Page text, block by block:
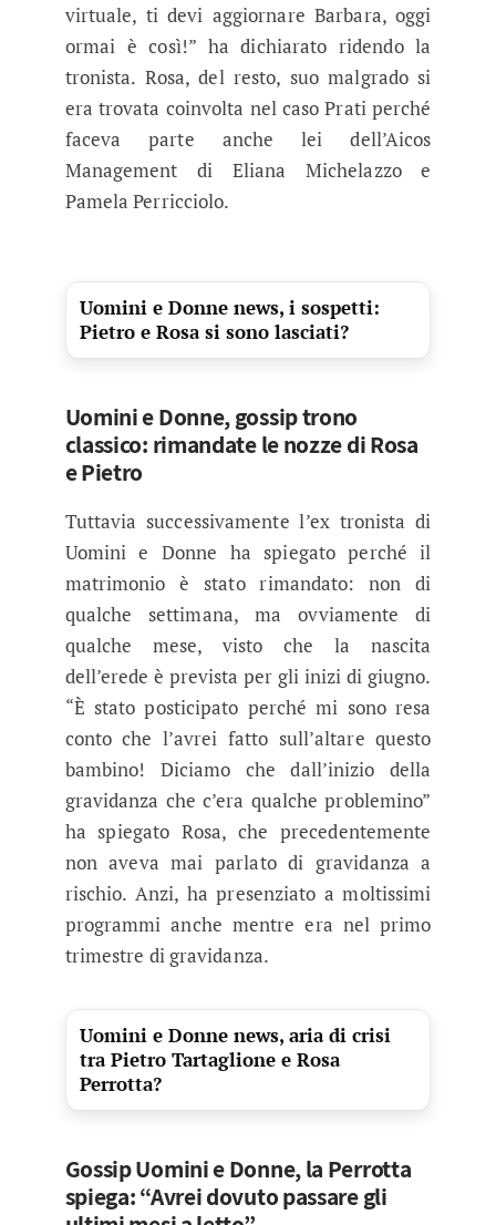
virtuale, ti devi aggiornare Barbara, oggi
ormai è così!” ha dichiarato ridendo la
tronista. Rosa, del resto, suo malgrado si
era trovata coinvolta nel caso Prati perché
faceva parte anche lei dell’Aicos
Management di Eliana Michelazzo e
Pamela Perricciolo.
Uomini e Donne news, i sospetti:
Pietro e Rosa si sono lasciati?
Uomini e Donne, gossip trono
classico: rimandate le nozze di Rosa
e Pietro
Tuttavia successivamente l’ex tronista di
Uomini e Donne ha spiegato perché il
matrimonio è stato rimandato: non di
qualche settimana, ma ovviamente di
qualche mese, visto che la nascita
dell’erede è prevista per gli inizi di giugno.
“È stato posticipato perché mi sono resa
conto che l’avrei fatto sull’altare questo
bambino! Diciamo che dall’inizio della
gravidanza che c’era qualche problemino”
ha spiegato Rosa, che precedentemente
non aveva mai parlato di gravidanza a
rischio. Anzi, ha presenziato a moltissimi
programmi anche mentre era nel primo
trimestre di gravidanza.
Uomini e Donne news, aria di crisi
tra Pietro Tartaglione e Rosa
Perrotta?
Gossip Uomini e Donne, la Perrotta
spiega: “Avrei dovuto passare gli